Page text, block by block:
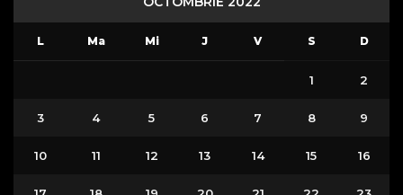
L Ma Mi J V S D
1 2
3 4 5 6 7 8 9
10 11 12 13 14 15 16